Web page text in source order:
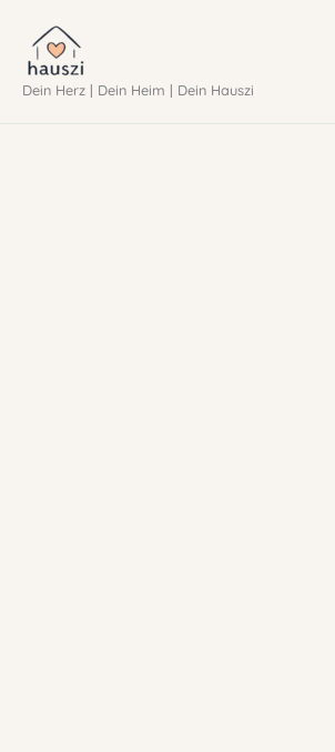
Inhalt
springen
Dein Herz | Dein Heim | Dein Hauszi